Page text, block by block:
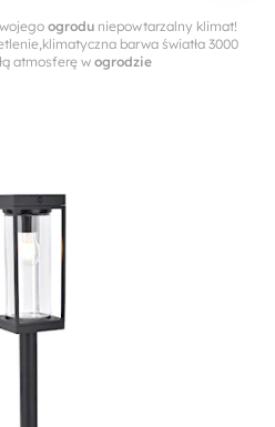
ogrodu niepowtarzalny klimat!
barwa światła 3000
atmosferę w ogrodzie